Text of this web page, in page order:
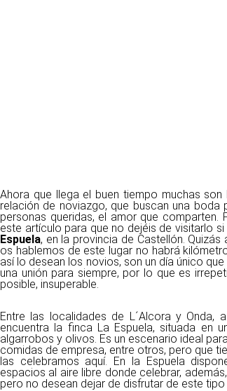
Ahora que llega el buen tiempo muchas
relación de noviazgo, que buscan una
personas queridas, el amor que
este artículo para que no dejéis de visitarlo
Espuela, en la provincia de Castellón.
os hablemos de este lugar no habrá
así lo desean los novios, son un día único
una unión para siempre, por lo que es
posible, insuperable.
Entre las localidades de L´Alcora y Onda,
encuentra la finca La Espuela, situada en
algarrobos y olivos. Es un escenario ideal
comidas de empresa, entre otros, pero que
las celebramos aquí. En la Espuela
espacios al aire libre donde celebrar,
pero no desean dejar de disfrutar de este tipo